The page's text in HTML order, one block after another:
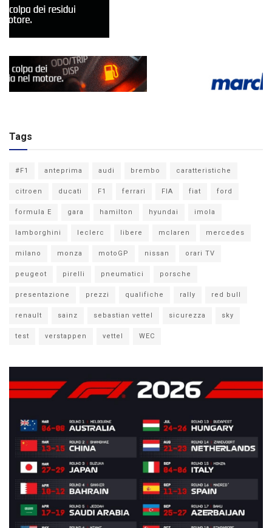
Tags
#F1 anteprima audi brembo caratteristiche
citroen ducati F1 ferrari FIA fiat ford
formula E gara hamilton hyundai imola
lamborghini leclerc libere mclaren mercedes
milano monza motoGP nissan orari TV
peugeot pirelli pneumatici porsche
presentazione prezzi qualifiche rally red bull
renault sainz sebastian vettel sicurezza sky
test verstappen vettel WEC